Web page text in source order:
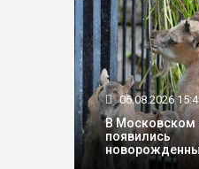
06.08.2026
В Московском
появились